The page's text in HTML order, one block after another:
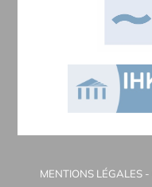
MENTIONS LÉGALES-